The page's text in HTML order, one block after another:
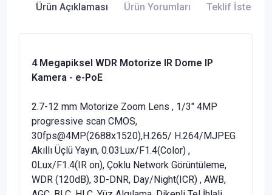
Ürün Açıklaması Ürün Yorumları Teklif İste
4 Megapiksel WDR Motorize IR Dome IP
Kamera - e-PoE
2.7-12 mm Motorize Zoom Lens , 1/3" 4MP
progressive scan CMOS,
30fps@4MP(2688x1520),H.265/ H.264/MJPEG
Akıllı Üçlü Yayın, 0.03Lux/F1.4(Color) ,
0Lux/F1.4(IR on), Çoklu Network Görüntüleme,
WDR (120dB), 3D-DNR, Day/Night(ICR) , AWB,